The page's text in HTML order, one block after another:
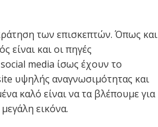
των επισκεπτών. Όπως και
είναι και οι πηγές
media ίσως έχουν το
υψηλής αναγνωσιμότητας και
καλό είναι να τα βλέπουμε για
εικόνα.